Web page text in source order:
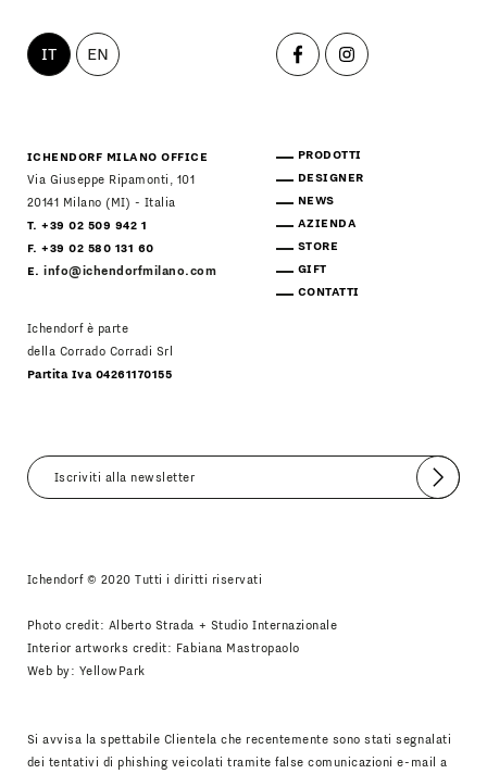
IT EN
ICHENDORF MILANO OFFICE
Via Giuseppe Ripamonti, 101
20141 Milano (MI) - Italia
T. +39 02 509 942 1
F. +39 02 580 131 60
E.info@ichendorfmilano.com
Ichendorf è parte
della Corrado Corradi Srl
Partita Iva 04261170155
PRODOTTI
DESIGNER
NEWS
AZIENDA
STORE
GIFT
CONTATTI
Invia
Ichendorf © 2020 Tutti i diritti riservati
Photo credit: Alberto Strada + Studio Internazionale
Interior artworks credit: Fabiana Mastropaolo
Web by: YellowPark
Si avvisa la spettabile Clientela che recentemente sono stati segnalati
dei tentativi di phishing veicolati tramite false comunicazioni e-mail a